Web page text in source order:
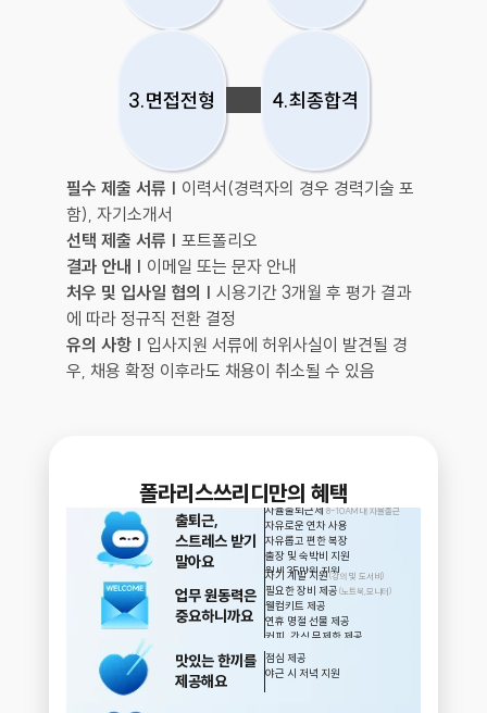
3.면접전형 4.최종합격
필수 제출 서류 | 이력서(경력자의 경우 경력기술 포
함), 자기소개서
선택 제출 서류 | 포트폴리오
결과 안내 | 이메일 또는 문자 안내
처우 및 입사일 협의 | 시용기간 3개월 후 평가 결과
에 따라 정규직 전환 결정
유의 사항 | 입사지원 서류에 허위사실이 발견될 경
우, 채용 확정 이후라도 채용이 취소될 수 있음
폴라리스쓰리디만의 혜택
출퇴근,
스트레스 받기
말아요
자율출퇴근제 8-10AM 내 자율출근
자유로운 연차 사용
자유롭고 편한 복장
출장 및 숙박비 지원
월세 35만원 지원
업무 원동력은
중요하니까요
자기 계발 지원(강의 및 도서비)
필요한 장비 제공 (노트북,모니터)
웰컴키트 제공
연휴 명절 선물 제공
커피, 간식 무제한 제공
맛있는 한끼를
제공해요
점심 제공
야근 시 저녁 지원